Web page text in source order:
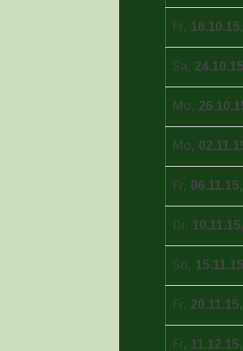
Fr, 16.10.15,
Sa,
Mo,
Mo,
Fr, 06.11.15,
Di, 10.11.15,
So,
Fr, 20.11.15,
Fr, 11.12.15,